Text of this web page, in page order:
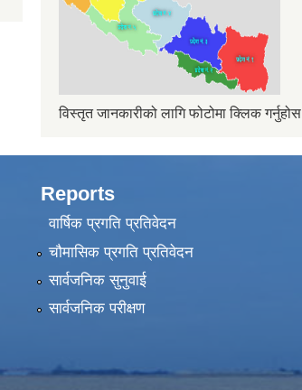
विस्तृत जानकारीको लागि फोटोमा क्लिक गर्नुहोस
Reports
वार्षिक प्रगति प्रतिवेदन
चौमासिक प्रगति प्रतिवेदन
सार्वजनिक सुनुवाई
सार्वजनिक परीक्षण